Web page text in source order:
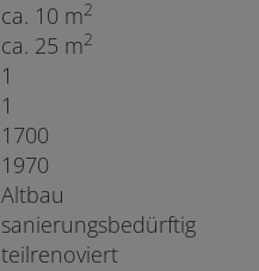
ca. 10 m2
ca. 25 m2
1
1
1700
1970
Altbau
sanierungsbedürftig
teilrenoviert